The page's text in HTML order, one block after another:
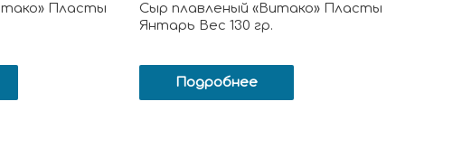
Пласты
Сыр плавленый «Витако» Пласты
Янтарь Вес 130 гр.
Подробнее